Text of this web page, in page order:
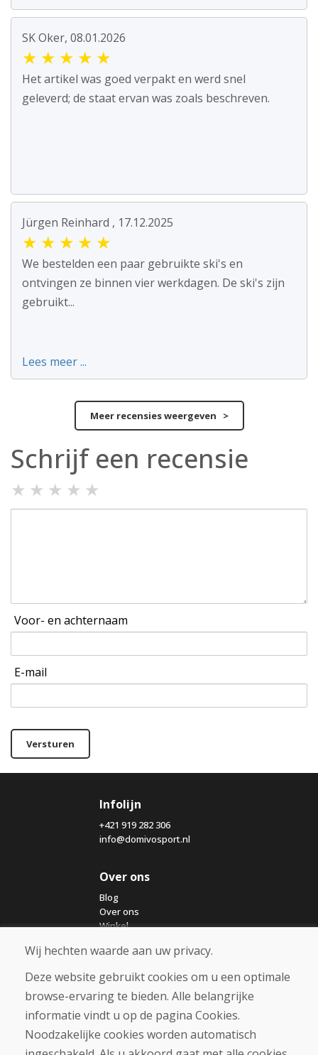
SK Oker, 08.01.2026
★ ★ ★ ★ ★
Het artikel was goed verpakt en werd snel
geleverd; de staat ervan was zoals beschreven.
Jürgen Reinhard , 17.12.2025
★ ★ ★ ★ ★
We bestelden een paar gebruikte ski's en
ontvingen ze binnen vier werkdagen. De ski's zijn
gebruikt...
Lees meer ...
Meer recensies weergeven >
Schrijf een recensie
★ ★ ★ ★ ★
Voor- en achternaam
E-mail
Versturen
Infolijn
+421 919 282 306
info@domivosport.nl
Over ons
Blog
Over ons
Winkel
Aankoop
Eshop
Algemene voorwaarden
Betaling
Wij hechten waarde aan uw privacy.
Deze website gebruikt cookies om u een optimale
browse-ervaring te bieden. Alle belangrijke
informatie vindt u op de pagina Cookies.
Noodzakelijke cookies worden automatisch